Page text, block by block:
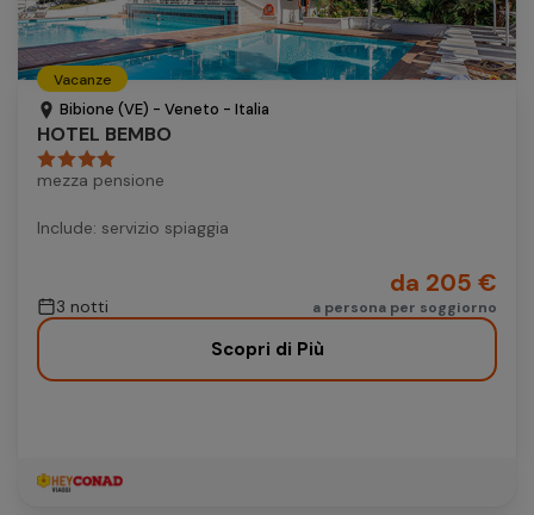
Vacanze
Bibione (VE) - Veneto - Italia
HOTEL BEMBO
mezza pensione
Include: servizio spiaggia
3 notti
da 205 €
a persona per soggiorno
Scopri di Più